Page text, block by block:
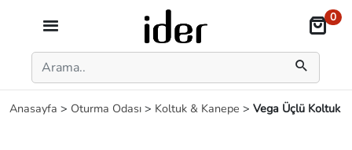
0
Anasayfa > Oturma Odası > Koltuk & Kanepe > Vega Üçlü Koltuk